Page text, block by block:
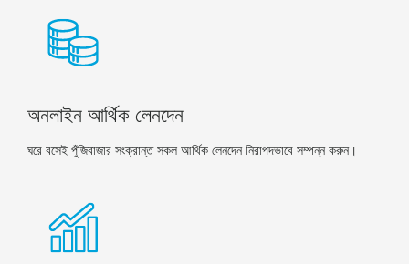
অনলাইন আর্থিক লেনদেন
ঘরে বসেই পুঁজিবাজার সংক্রান্ত সকল আর্থিক লেনদেন নিরাপদভাবে সম্পন্ন করুন।